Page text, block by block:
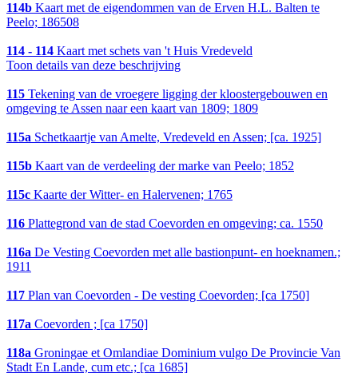
114b Kaart met de eigendommen van de Erven H.L. Balten te
Peelo; 186508
114 - 114 Kaart met schets van 't Huis Vredeveld
Toon details van deze beschrijving
115 Tekening van de vroegere ligging der kloostergebouwen en
omgeving te Assen naar een kaart van 1809; 1809
115a Schetkaartje van Amelte, Vredeveld en Assen; [ca. 1925]
115b Kaart van de verdeeling der marke van Peelo; 1852
115c Kaarte der Witter- en Halervenen; 1765
116 Plattegrond van de stad Coevorden en omgeving; ca. 1550
116a De Vesting Coevorden met alle bastionpunt- en hoeknamen.;
1911
117 Plan van Coevorden - De vesting Coevorden; [ca 1750]
117a Coevorden ; [ca 1750]
118a Groningae et Omlandiae Dominium vulgo De Provincie Van
Stadt En Lande, cum etc.; [ca 1685]